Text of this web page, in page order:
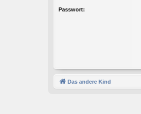
Passwort:
Das andere Kind